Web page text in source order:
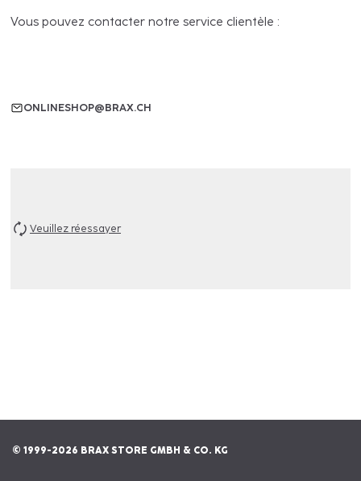
Vous pouvez contacter notre service clientèle :
ONLINESHOP@BRAX.CH
Veuillez réessayer
© 1999-2026 BRAX STORE GMBH & CO. KG